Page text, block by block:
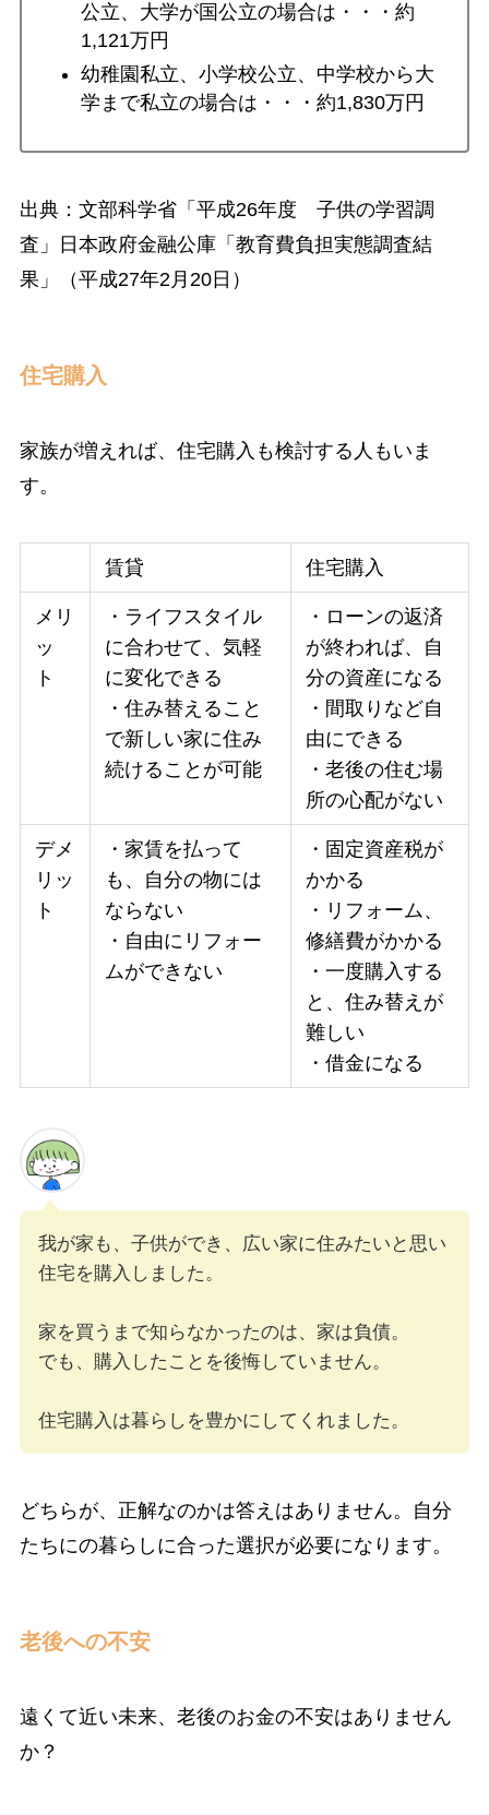
公立、大学が国公立の場合は・・・約
1,121万円
幼稚園私立、小学校公立、中学校から大
学まで私立の場合は・・・約1,830万円
出典：文部科学省「平成26年度 子供の学習調
査」日本政府金融公庫「教育費負担実態調査結
果」（平成27年2月20日）
住宅購入
家族が増えれば、住宅購入も検討する人もいま
す。
賃貸 住宅購入
メリ
ッ
ト
・ライフスタイル
に合わせて、気軽
に変化できる
・住み替えること
で新しい家に住み
続けることが可能
・ローンの返済
が終われば、自
分の資産になる
・間取りなど自
由にできる
・老後の住む場
所の心配がない
デメ
リッ
ト
・家賃を払って
も、自分の物には
ならない
・自由にリフォー
ムができない
・固定資産税が
かかる
・リフォーム、
修繕費がかかる
・一度購入する
と、住み替えが
難しい
・借金になる
我が家も、子供ができ、広い家に住みたいと思い
住宅を購入しました。
家を買うまで知らなかったのは、家は負債。
でも、購入したことを後悔していません。
住宅購入は暮らしを豊かにしてくれました。
どちらが、正解なのかは答えはありません。自分
たちにの暮らしに合った選択が必要になります。
老後への不安
遠くて近い未来、老後のお金の不安はありません
か？